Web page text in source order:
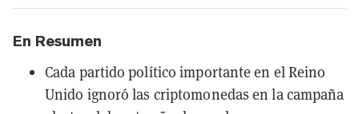
En Resumen
Cada partido político importante en el Reino
Unido ignoró las criptomonedas en la campaña